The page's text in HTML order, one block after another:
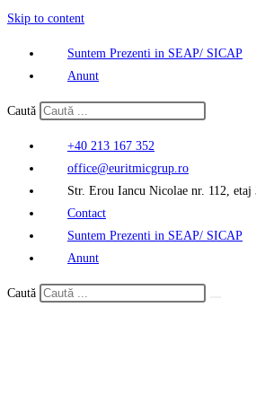
Skip to content
Suntem Prezenti in SEAP/ SICAP
Anunt
Caută
+40 213 167 352
office@euritmicgrup.ro
Str. Erou Iancu Nicolae nr. 112,
Contact
Suntem Prezenti in SEAP/ SICAP
Anunt
Caută